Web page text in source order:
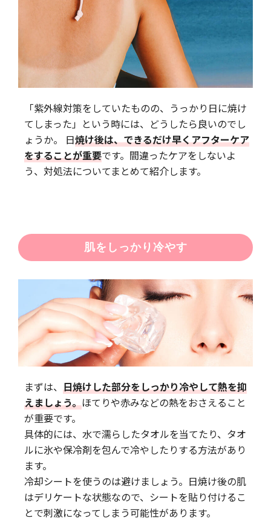
「紫外線対策をしていたものの、うっかり日に焼け
てしまった」という時には、どうしたら良いのでし
ょうか。 日焼け後は、できるだけ早くアフターケア
をすることが重要です。間違ったケアをしないよ
う、対処法についてまとめて紹介します。
肌をしっかり冷やす
まずは、 日焼けした部分をしっかり冷やして熱を抑
えましょう。ほてりや赤みなどの熱をおさえること
が重要です。
具体的には、水で濡らしたタオルを当てたり、タオ
ルに氷や保冷剤を包んで冷やしたりする方法があり
ます。
冷却シートを使うのは避けましょう。日焼け後の肌
はデリケートな状態なので、シートを貼り付けるこ
とで刺激になってしまう可能性があります。